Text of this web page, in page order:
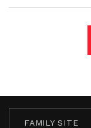
FAMILY SITE